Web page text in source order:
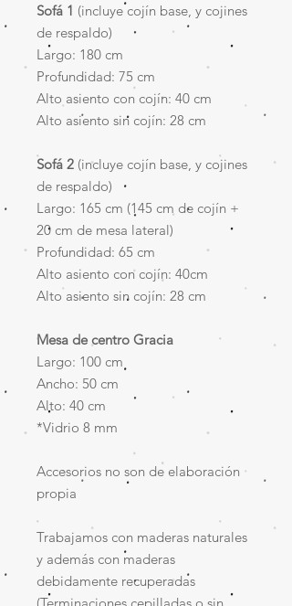
Sofá 1 (incluye cojín base, y cojines
de respaldo)
Largo: 180 cm
Profundidad: 75 cm
Alto asiento con cojín: 40 cm
Alto asiento sin cojín: 28 cm
Sofá 2 (incluye cojín base, y cojines
de respaldo)
Largo: 165 cm (145 cm de cojín +
20 cm de mesa lateral)
Profundidad: 65 cm
Alto asiento con cojín: 40cm
Alto asiento sin cojín: 28 cm
Mesa de centro Gracia
Largo: 100 cm
Ancho: 50 cm
Alto: 40 cm
*Vidrio 8 mm
Accesorios no son de elaboración
propia
Trabajamos con maderas naturales
y además con maderas
debidamente recuperadas